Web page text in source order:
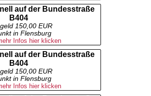
auf der Bundesstraße
B404
150,00 EUR
in Flensburg
Infos hier klicken
auf der Bundesstraße
B404
150,00 EUR
in Flensburg
Infos hier klicken